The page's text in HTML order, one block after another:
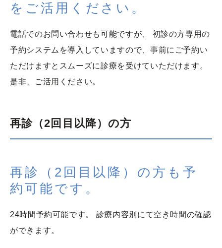
をご活用ください。
電話でのお問い合わせも可能ですが、 初診の方専用の
予約システムを導入していますので、事前にご予約い
ただけますとスムーズに診療を受けていただけます。
是非、ご活用ください。
再診（2回目以降）の方
再診（2回目以降）の方も予
約可能です。
24時間予約可能です。 診療内容別にて空き時間の確認
ができます。